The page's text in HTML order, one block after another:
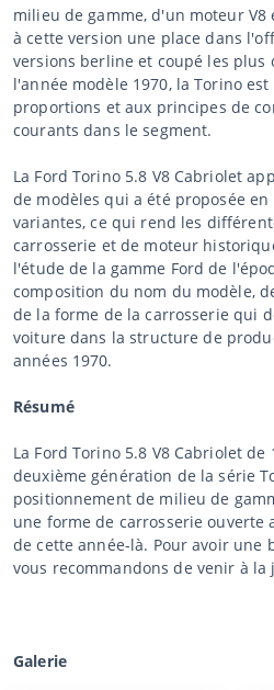
milieu de gamme, d'un moteur
à cette version une place dans
versions berline et coupé les plus
l'année modèle 1970, la Torino
proportions et aux principes de
courants dans le segment.
La Ford Torino 5.8 V8 Cabriolet
de modèles qui a été proposée
variantes, ce qui rend les
carrosserie et de moteur
l'étude de la gamme Ford de
composition du nom du modèle,
de la forme de la carrosserie qui
voiture dans la structure de
années 1970.
Résumé
La Ford Torino 5.8 V8 Cabriolet
deuxième génération de la série
positionnement de milieu de
une forme de carrosserie ouverte
de cette année-là. Pour avoir une
vous recommandons de venir à
Galerie